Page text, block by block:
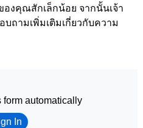
งคุณสักเล็กน้อย จากนั้นเจ้า
ถามเพิ่มเติมเกี่ยวกับความ
form automatically
In